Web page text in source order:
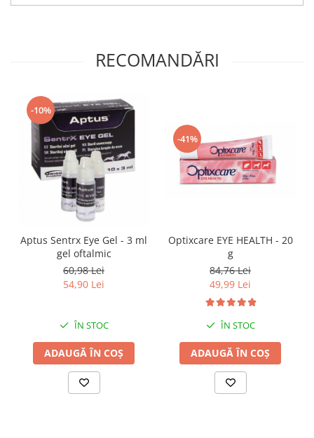
RECOMANDĂRI
-10%
Aptus Sentrx Eye Gel - 3 ml
gel oftalmic
60,98 Lei
54,90 Lei
ÎN STOC
ADAUGĂ ÎN COȘ
-41%
Optixcare EYE HEALTH - 20
g
84,76 Lei
49,99 Lei
ÎN STOC
ADAUGĂ ÎN COȘ